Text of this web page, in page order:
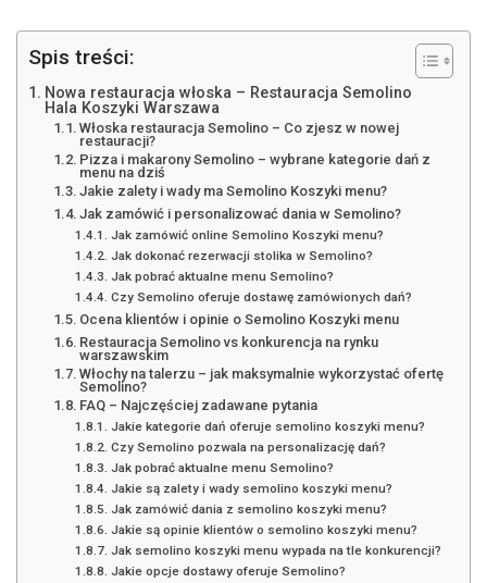
Spis treści:
Nowa restauracja włoska – Restauracja Semolino
Hala Koszyki Warszawa
Włoska restauracja Semolino – Co zjesz w nowej
restauracji?
Pizza i makarony Semolino – wybrane kategorie dań z
menu na dziś
Jakie zalety i wady ma Semolino Koszyki menu?
Jak zamówić i personalizować dania w Semolino?
Jak zamówić online Semolino Koszyki menu?
Jak dokonać rezerwacji stolika w Semolino?
Jak pobrać aktualne menu Semolino?
Czy Semolino oferuje dostawę zamówionych dań?
Ocena klientów i opinie o Semolino Koszyki menu
Restauracja Semolino vs konkurencja na rynku
warszawskim
Włochy na talerzu – jak maksymalnie wykorzystać ofertę
Semolino?
FAQ – Najczęściej zadawane pytania
Jakie kategorie dań oferuje semolino koszyki menu?
Czy Semolino pozwala na personalizację dań?
Jak pobrać aktualne menu Semolino?
Jakie są zalety i wady semolino koszyki menu?
Jak zamówić dania z semolino koszyki menu?
Jakie są opinie klientów o semolino koszyki menu?
Jak semolino koszyki menu wypada na tle konkurencji?
Jakie opcje dostawy oferuje Semolino?